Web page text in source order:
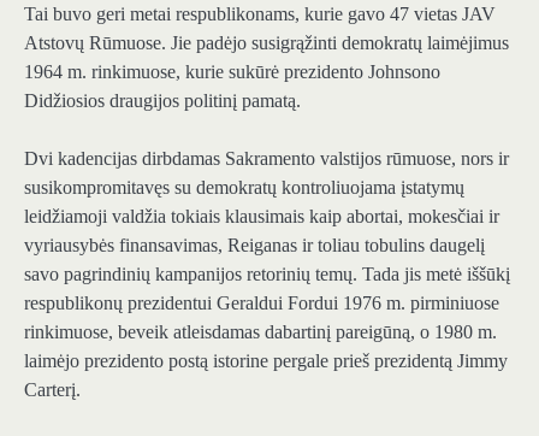
Tai buvo geri metai respublikonams, kurie gavo 47 vietas JAV
Atstovų Rūmuose. Jie padėjo susigrąžinti demokratų laimėjimus
1964 m. rinkimuose, kurie sukūrė prezidento Johnsono
Didžiosios draugijos politinį pamatą.
Dvi kadencijas dirbdamas Sakramento valstijos rūmuose, nors ir
susikompromitavęs su demokratų kontroliuojama įstatymų
leidžiamoji valdžia tokiais klausimais kaip abortai, mokesčiai ir
vyriausybės finansavimas, Reiganas ir toliau tobulins daugelį
savo pagrindinių kampanijos retorinių temų. Tada jis metė iššūkį
respublikonų prezidentui Geraldui Fordui 1976 m. pirminiuose
rinkimuose, beveik atleisdamas dabartinį pareigūną, o 1980 m.
laimėjo prezidento postą istorine pergale prieš prezidentą Jimmy
Carterį.